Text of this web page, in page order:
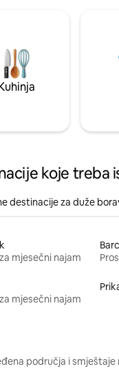
koje treba
destinacije za duže
mjesečni najam
mjesečni najam
područja i